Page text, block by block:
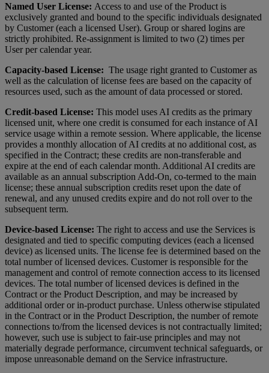
Named User License: Access to and use of the Product is
exclusively granted and bound to the specific individuals designated
by Customer (each a licensed User). Group or shared logins are
strictly prohibited. Re-assignment is limited to two (2) times per
User per calendar year.
Capacity-based License: The usage right granted to Customer as
well as the calculation of license fees are based on the capacity of
resources used, such as the amount of data processed or stored.
Credit-based License: This model uses AI credits as the primary
licensed unit, where one credit is consumed for each instance of AI
service usage within a remote session. Where applicable, the license
provides a monthly allocation of AI credits at no additional cost, as
specified in the Contract; these credits are non-transferable and
expire at the end of each calendar month. Additional AI credits are
available as an annual subscription Add-On, co-termed to the main
license; these annual subscription credits reset upon the date of
renewal, and any unused credits expire and do not roll over to the
subsequent term.
Device-based License: The right to access and use the Services is
designated and tied to specific computing devices (each a licensed
device) as licensed units. The license fee is determined based on the
total number of licensed devices. Customer is responsible for the
management and control of remote connection access to its licensed
devices. The total number of licensed devices is defined in the
Contract or the Product Description, and may be increased by
additional order or in-product purchase. Unless otherwise stipulated
in the Contract or in the Product Description, the number of remote
connections to/from the licensed devices is not contractually limited;
however, such use is subject to fair-use principles and may not
materially degrade performance, circumvent technical safeguards, or
impose unreasonable demand on the Service infrastructure.